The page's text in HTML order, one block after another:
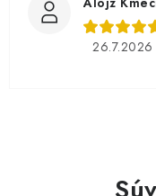
26.7.2026